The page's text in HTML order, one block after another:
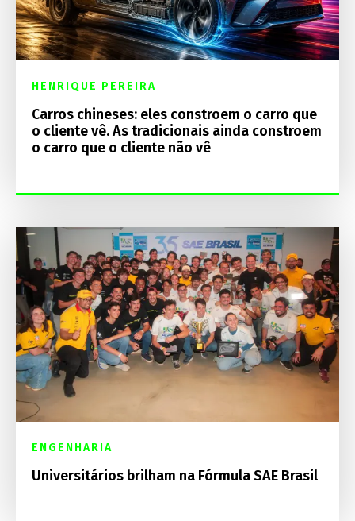
HENRIQUE PEREIRA
Carros chineses: eles constroem o carro que
o cliente vê. As tradicionais ainda constroem
o carro que o cliente não vê
ENGENHARIA
Universitários brilham na Fórmula SAE Brasil